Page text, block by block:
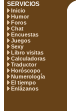
SERVICIOS
Inicio
Humor
Foros
Chat
Encuestas
Juegos
Sexy
Libro visitas
Calculadoras
Traductor
Horóscopo
Numerología
El tiempo
Enlázanos